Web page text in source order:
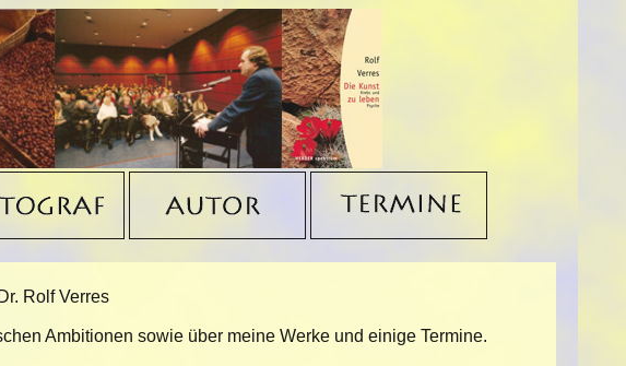
Rolf Verres
Ambitionen sowie über meine Werke und einige Termine.